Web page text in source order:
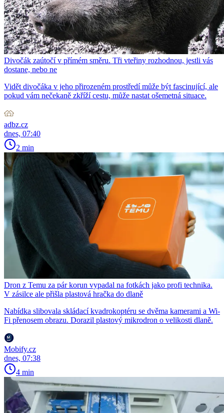
Divočák zaútočí v přímém směru. Tři vteřiny rozhodnou, jestli vás
dostane, nebo ne
Vidět divočáka v jeho přirozeném prostředí může být fascinující, ale
pokud vám nečekaně zkříží cestu, může nastat ošemetná situace.
adbz.cz
dnes, 07:40
2 min
Dron z Temu za pár korun vypadal na fotkách jako profi technika.
V zásilce ale přišla plastová hračka do dlaně
Nabídka slibovala skládací kvadrokoptéru se dvěma kamerami a Wi-
Fi přenosem obrazu. Dorazil plastový mikrodron o velikosti dlaně.
Mobify.cz
dnes, 07:38
4 min